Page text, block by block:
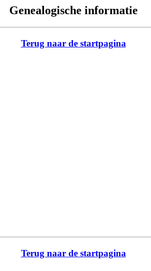
Genealogische informatie
Terug naar de startpagina
Terug naar de startpagina